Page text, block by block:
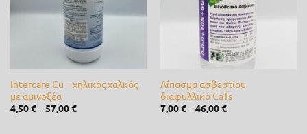
Rain-Bird (0)
RASER(0)
Rayovac (0)
REGEN
Intercare Cu – χηλικός χαλκός
με αμινοξέα
4,50€–57,00€
Λίπασμα ασβεστίου
διαφυλλικό CaTs
7,00€–46,00€